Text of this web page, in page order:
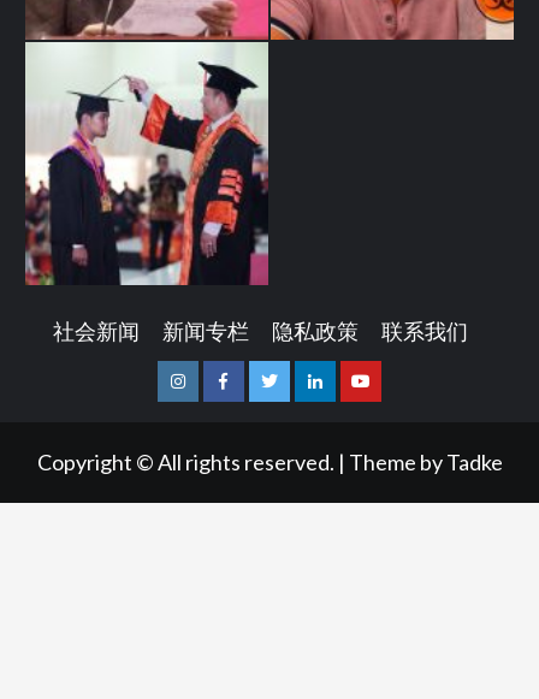
社会新闻 新闻专栏 隐私政策 联系我们
InstagramFacebookTwitterLinkedinYoutube
Copyright © All rights reserved. | Theme byTadke